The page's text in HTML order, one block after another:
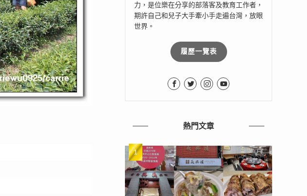
力，是位樂在分享的部落客及教育工作者，
期許自己和兒子大手牽小手走遍台灣，放眼
世界。
履歷一覽表
熱門文章